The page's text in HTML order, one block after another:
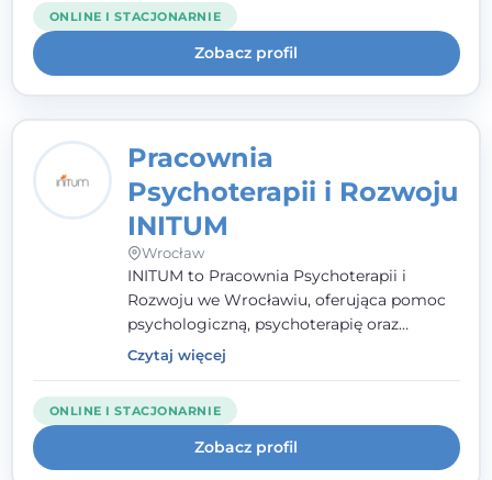
ONLINE I STACJONARNIE
Zobacz profil
Pracownia
Psychoterapii i Rozwoju
INITUM
Wrocław
INITUM to Pracownia Psychoterapii i
Rozwoju we Wrocławiu, oferująca pomoc
psychologiczną, psychoterapię oraz
wsparcie w rozwoju osobistym i
psychoterapeuci i specjaliści pracujący z
osobami dorosłymi, dziećmi, młodzieżą,
parami oraz rodzinami. Spotkania
odbywają się stacjonarnie we Wrocławiu
Czytaj więcej
ONLINE I STACJONARNIE
Zobacz profil